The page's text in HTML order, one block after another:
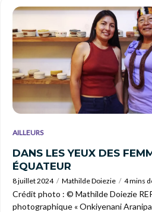
AILLEURS
DANS LES YEUX DES
ÉQUATEUR
8 juillet 2024 Mathilde Doiezie 4 mins
Crédit photo : © Mathilde Doiezie
photographique « Onkiyenani Aranipa